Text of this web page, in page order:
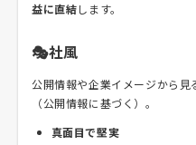
益に直結します。
🎭社風
公開情報や企業イメージから
（公開情報に基づく）。
真面目で堅実